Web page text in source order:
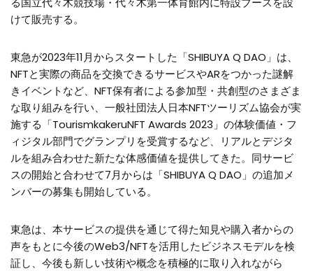
けて販売する。
東急が2023年11月からスタートした「SHIBUYA Q DAO」は、
NFTと実際の商品を交換できるサービスやARをつかった謎解
きイベントなど、NFT保有者による参加型・共創型のさまざま
な取り組みを行い、一般社団法人日本NFTツーリズム協会が実
施する「TourismkakeruNFT Awards 2023」の体験価値・フ
ィジタル部門でグランプリを受賞するなど、リアルとデジタ
ルを組み合わせた新たな体感価値を提供してきた。同サービ
スの開始と合わせて7月からは「SHIBUYA Q DAO」の追加メ
ンバーの募集も開始している。
東急は、本サービスの提供を通じて得た知見や購入者からの
声をもとに今後のWeb3/NFTを活用したビジネスモデルを検
証し、今後も新しい技術や概念を積極的に取り入れながら